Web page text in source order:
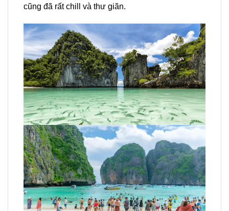
cũng đã rất chill và thư giãn.